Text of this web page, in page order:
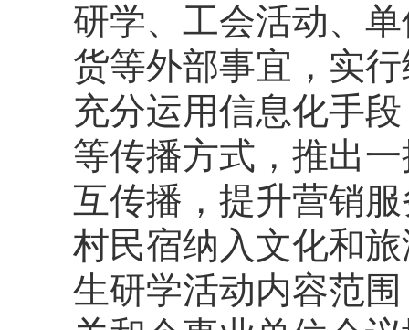
研学、工会活动、
货等外部事宜，实
充分运用信息化手
等传播方式，推出
互传播，提升营销
村民宿纳入文化和
生研学活动内容范